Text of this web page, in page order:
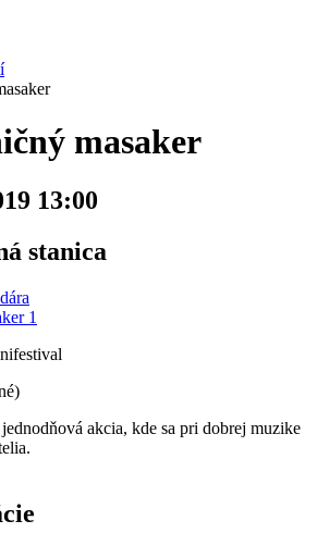
masaker
13:00
stanica
akcia, kde sa pri dobrej muzike